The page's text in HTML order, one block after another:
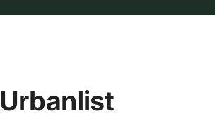
Urbanlist